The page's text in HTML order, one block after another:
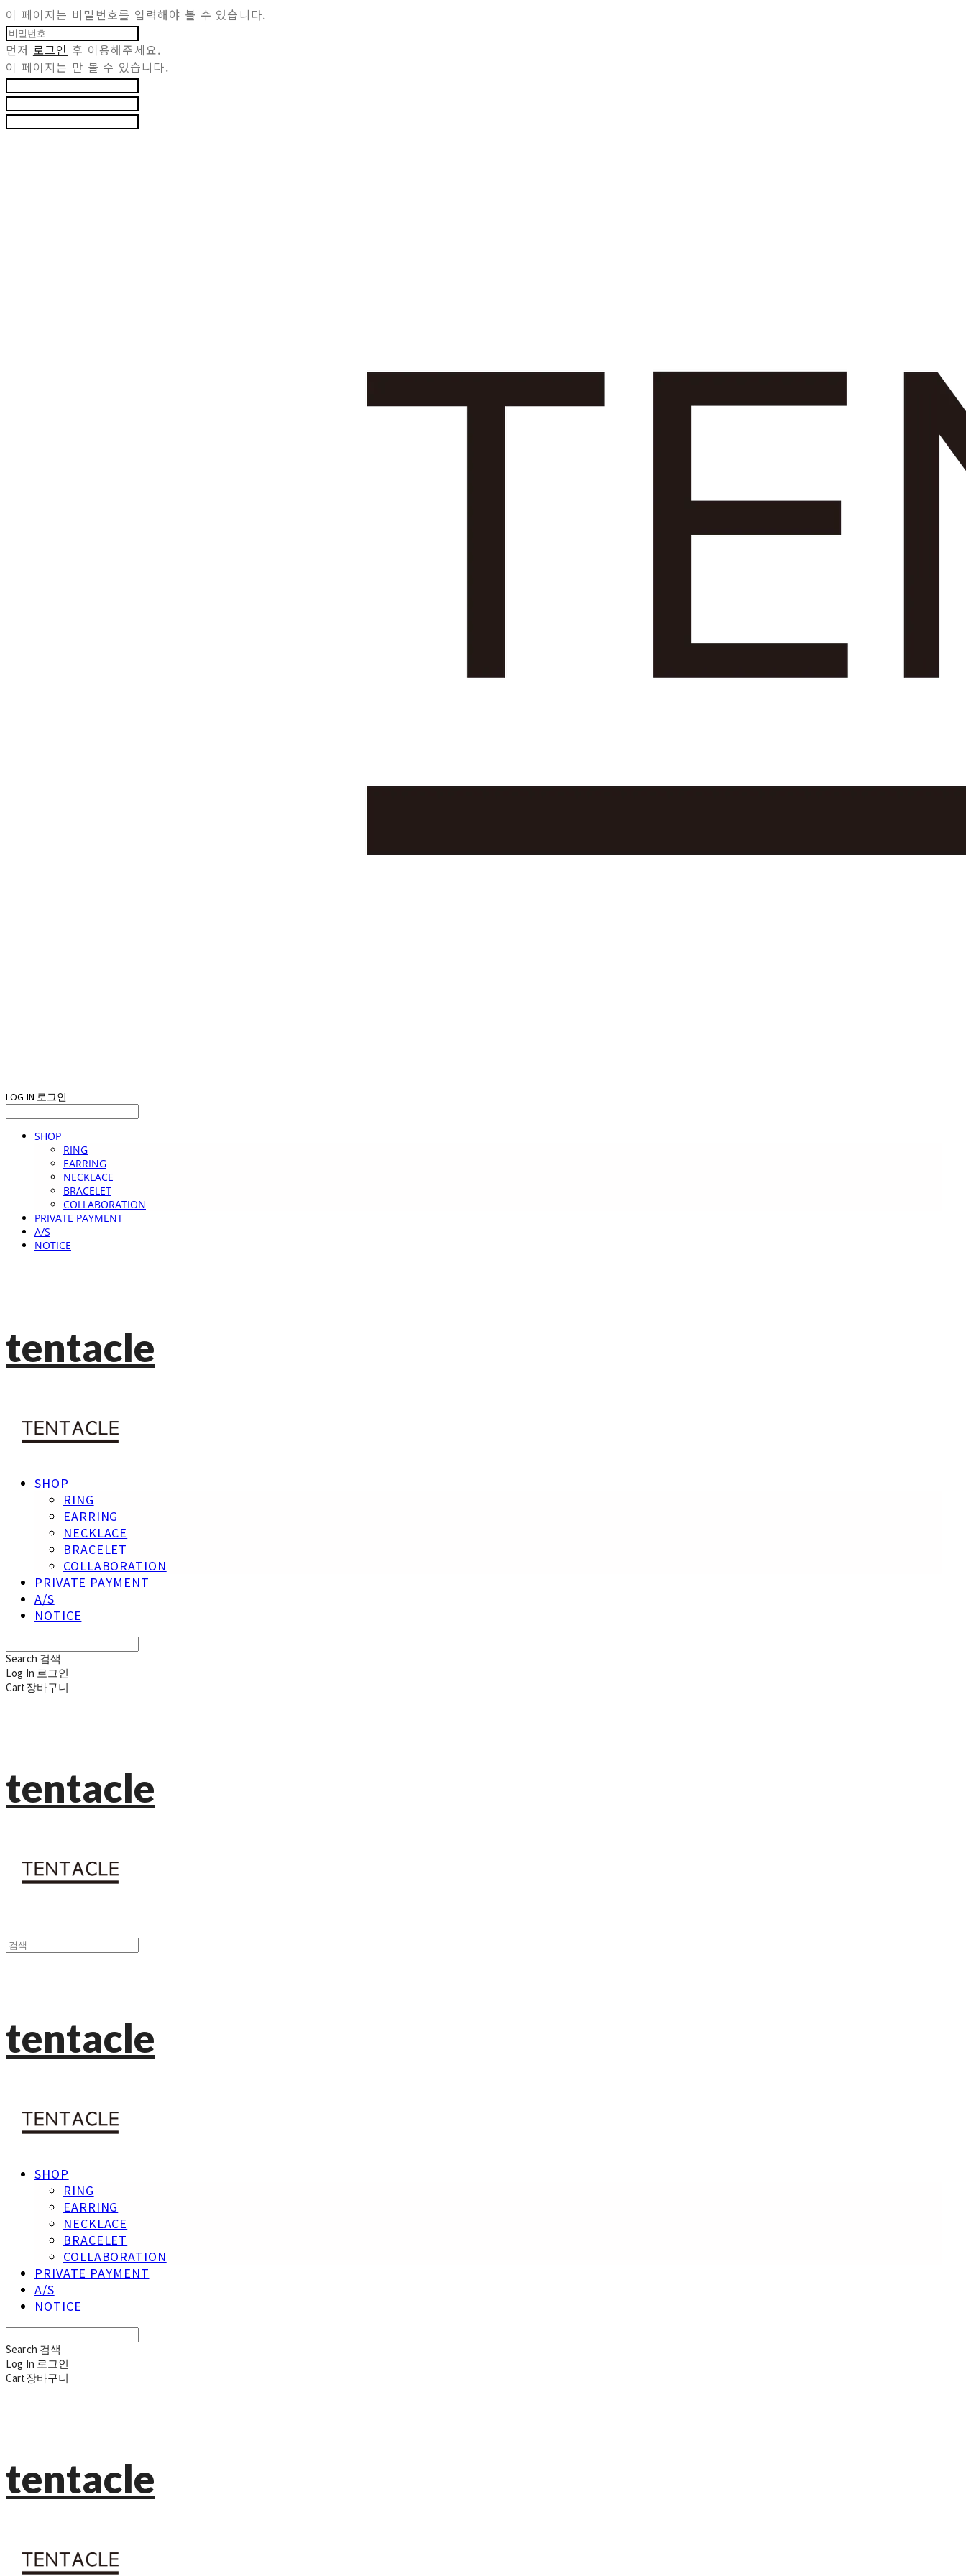
이 페이지는 비밀번호를 입력해야 볼 수 있습니다.
먼저 로그인 후 이용해주세요.
이 페이지는 만 볼 수 있습니다.
LOG IN 로그인
SHOP
RING
EARRING
NECKLACE
BRACELET
COLLABORATION
PRIVATE PAYMENT
A/S
NOTICE
tentacle
SHOP
RING
EARRING
NECKLACE
BRACELET
COLLABORATION
PRIVATE PAYMENT
A/S
NOTICE
Search 검색
Log In 로그인
Cart장바구니
tentacle
tentacle
SHOP
RING
EARRING
NECKLACE
BRACELET
COLLABORATION
PRIVATE PAYMENT
A/S
NOTICE
Search 검색
Log In 로그인
Cart장바구니
tentacle